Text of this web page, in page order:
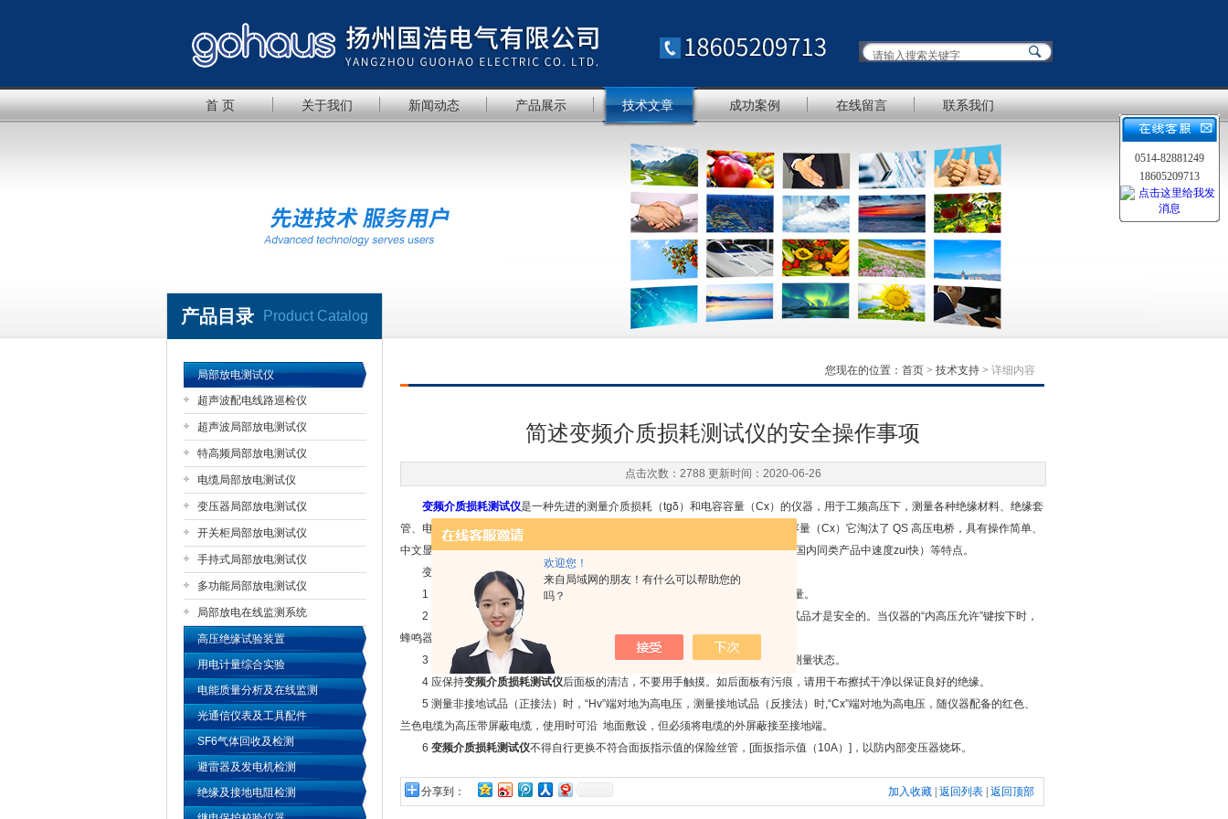
欢迎您！
来自局域网的朋友！有什么可以帮助您的
吗？
扬州国浩电气有限公司
首 页 关于我们 新闻动态 产品展示 技术文章 成功案例 在线留言 联系我们
产品目录 Product Catalog
局部放电测试仪
超声波配电线路巡检仪
超声波局部放电测试仪
特高频局部放电测试仪
电缆局部放电测试仪
变压器局部放电测试仪
开关柜局部放电测试仪
手持式局部放电测试仪
多功能局部放电测试仪
局部放电在线监测系统
高压绝缘试验装置
用电计量综合实验
电能质量分析及在线监测
光通信仪表及工具配件
SF6气体回收及检测
避雷器及发电机检测
绝缘及接地电阻检测
您现在的位置： 首页 > 技术支持 > 详细内容
简述变频介质损耗测试仪的安全操作事项
点击次数：2788 更新时间：2020-06-26
变频介质损耗测试仪是一种先进的测量介质损耗（tgδ）和电容容量（Cx）的仪器，用于工频高压下，测量各种绝缘材料、绝缘套
管、电力电缆、电容器、互感器、变压器等高压设备的介质损耗，（tgδ）和电容容量（Cx）它淘汰了 QS 高压电桥，具有操作简单、
中文显示、打印、使用方便、无需换算、自带高压、抗干扰能力强、测试时间（在国内同类产品中速度zui快）等特点。
变频介质损耗测试仪安全操作注意事项：
1 使用前必须将仪器的接地端子可靠接地。所有人员必须远离高压才能开始测量。
2 只有当仪器的“内高压允许”键未按下时，接触仪器的后面板和测量线缆与被试品才是安全的。当仪器的“内高压允许”键按下时，
蜂鸣器将鸣叫示警。
3 仪器正在测量时，严禁操作除“启/停”键外的所有按键。但可用“启/停”键退出测量状态。
4 应保持变频介质损耗测试仪后面板的清洁，不要用手触摸。如后面板有污痕，请用干布擦拭干净以保证良好的绝缘。
5 测量非接地试品（正接法）时，“Hv”端对地为高电压，测量接地试品（反接法）时,“Cx”端对地为高电压，随仪器配备的红色、
兰色电缆为高压带屏蔽电缆，使用时可沿 地面敷设，但必须将电缆的外屏蔽接至接地端。
6 变频介质损耗测试仪不得自行更换不符合面扳指示值的保险丝管，[面扳指示值（10A）]，以防内部变压器烧坏。
分享到： 加入收藏 返回列表 返回顶部
0514-82881249
18605209713